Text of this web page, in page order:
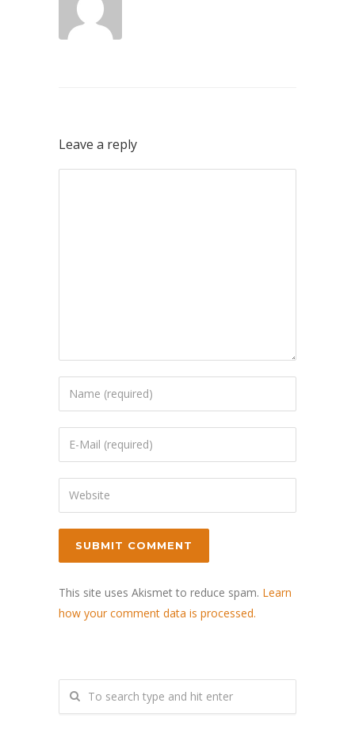
Leave a reply
This site uses Akismet to reduce spam. Learn
how your comment data is processed.